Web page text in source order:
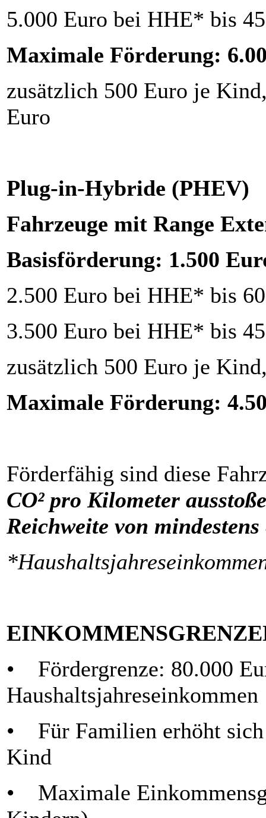
5.000 Euro bei HHE* bis
Maximale Förderung:
zusätzlich 500 Euro je
Plug-in-Hybride (PHEV)
Fahrzeuge mit Range
Basisförderung: 1.500
2.500 Euro bei HHE* bis
3.500 Euro bei HHE* bis
zusätzlich 500 Euro je
Maximale Förderung:
Förderfähig sind diese
CO² pro Kilometer
Reichweite von
• Fördergrenze: 80.000
Haushaltsjahreseinkommen
• Für Familien erhöht sich
Kind
• Maximale